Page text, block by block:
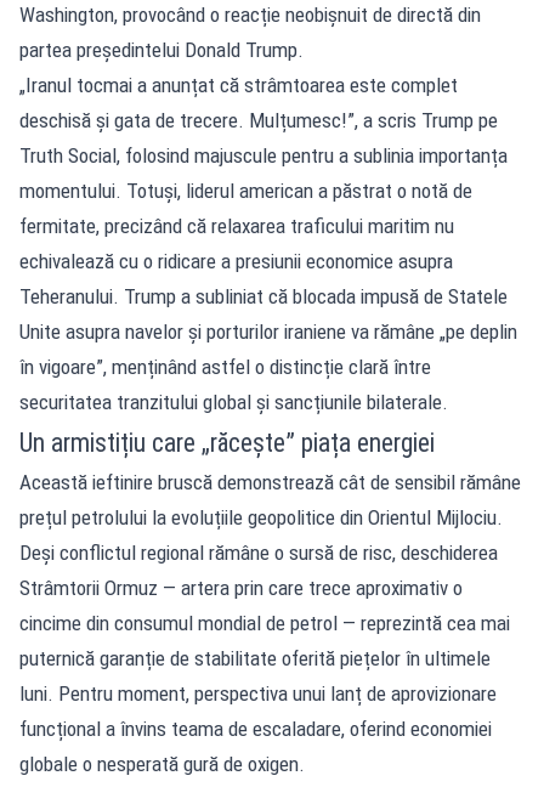
Washington, provocând o reacție neobișnuit de directă din
partea președintelui Donald Trump.
„Iranul tocmai a anunțat că strâmtoarea este complet
deschisă și gata de trecere. Mulțumesc!”, a scris Trump pe
Truth Social, folosind majuscule pentru a sublinia importanța
momentului. Totuși, liderul american a păstrat o notă de
fermitate, precizând că relaxarea traficului maritim nu
echivalează cu o ridicare a presiunii economice asupra
Teheranului. Trump a subliniat că blocada impusă de Statele
Unite asupra navelor și porturilor iraniene va rămâne „pe deplin
în vigoare”, menținând astfel o distincție clară între
securitatea tranzitului global și sancțiunile bilaterale.
Un armistițiu care „răcește” piața energiei
Această ieftinire bruscă demonstrează cât de sensibil rămâne
prețul petrolului la evoluțiile geopolitice din Orientul Mijlociu.
Deși conflictul regional rămâne o sursă de risc, deschiderea
Strâmtorii Ormuz — artera prin care trece aproximativ o
cincime din consumul mondial de petrol — reprezintă cea mai
puternică garanție de stabilitate oferită piețelor în ultimele
luni. Pentru moment, perspectiva unui lanț de aprovizionare
funcțional a învins teama de escaladare, oferind economiei
globale o nesperată gură de oxigen.